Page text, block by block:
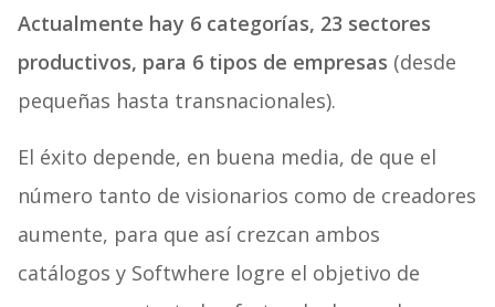
Actualmente hay 6 categorías, 23 sectores
productivos, para 6 tipos de empresas (desde
pequeñas hasta transnacionales).
El éxito depende, en buena media, de que el
número tanto de visionarios como de creadores
aumente, para que así crezcan ambos
catálogos y Softwhere logre el objetivo de